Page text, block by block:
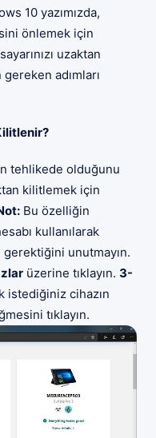
10 yazımızda,
önlemek için
uzaktan
adımları
tehlikede olduğunu
kilitlemek için
Bu özelliğin
kullanılarak
gerektiğini unutmayın.
üzerine tıklayın. 3-
istediğiniz cihazın
tıklayın.